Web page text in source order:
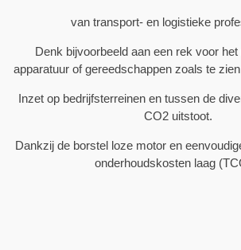
van transport- en logistieke
Denk bijvoorbeeld aan een rek voor
apparatuur of gereedschappenzoals te zien
Inzet op bedrijfsterreinen en tussen de
CO2 uitstoot.
Dankzij de borstel loze motor en
onderhoudskosten laag